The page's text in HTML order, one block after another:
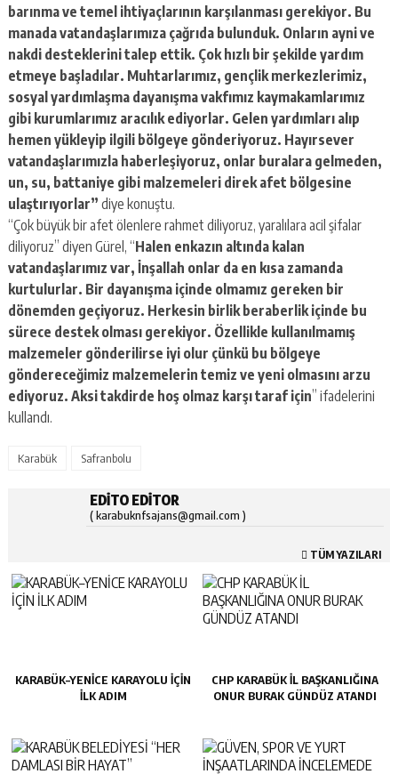
barınma ve temel ihtiyaçlarının karşılanması gerekiyor. Bu
manada vatandaşlarımıza çağrıda bulunduk. Onların ayni ve
nakdi desteklerini talep ettik. Çok hızlı bir şekilde yardım
etmeye başladılar. Muhtarlarımız, gençlik merkezlerimiz,
sosyal yardımlaşma dayanışma vakfımız kaymakamlarımız
gibi kurumlarımız aracılık ediyorlar. Gelen yardımları alıp
hemen yükleyip ilgili bölgeye gönderiyoruz. Hayırsever
vatandaşlarımızla haberleşiyoruz, onlar buralara gelmeden,
un, su, battaniye gibi malzemeleri direk afet bölgesine
ulaştırıyorlar” diye konuştu.
“Çok büyük bir afet ölenlere rahmet diliyoruz, yaralılara acil şifalar
diliyoruz” diyen Gürel, “Halen enkazın altında kalan
vatandaşlarımız var, İnşallah onlar da en kısa zamanda
kurtulurlar. Bir dayanışma içinde olmamız gereken bir
dönemden geçiyoruz. Herkesin birlik beraberlik içinde bu
sürece destek olması gerekiyor. Özellikle kullanılmamış
malzemeler gönderilirse iyi olur çünkü bu bölgeye
göndereceğimiz malzemelerin temiz ve yeni olmasını arzu
ediyoruz. Aksi takdirde hoş olmaz karşı taraf için” ifadelerini
kullandı.
Karabük Safranbolu
EDITO EDITOR
( karabuknfsajans@gmail.com )
TÜM YAZILARI
KARABÜK–YENİCE KARAYOLU İÇİN
İLK ADIM
CHP KARABÜK İL BAŞKANLIĞINA
ONUR BURAK GÜNDÜZ ATANDI